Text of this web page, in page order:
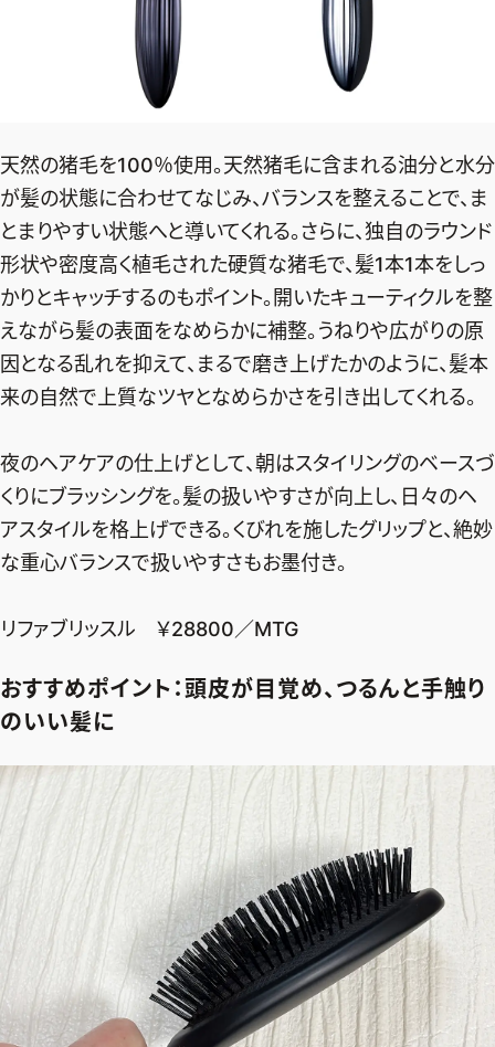
天然の猪毛を100％使用。天然猪毛に含まれる油分と水分
が髪の状態に合わせてなじみ、バランスを整えることで、ま
とまりやすい状態へと導いてくれる。さらに、独自のラウンド
形状や密度高く植毛された硬質な猪毛で、髪1本1本をしっ
かりとキャッチするのもポイント。開いたキューティクルを整
えながら髪の表面をなめらかに補整。うねりや広がりの原
因となる乱れを抑えて、まるで磨き上げたかのように、髪本
来の自然で上質なツヤとなめらかさを引き出してくれる。
夜のヘアケアの仕上げとして、朝はスタイリングのベースづ
くりにブラッシングを。髪の扱いやすさが向上し、日々のヘ
アスタイルを格上げできる。くびれを施したグリップと、絶妙
な重心バランスで扱いやすさもお墨付き。
リファブリッスル ￥28800／MTG
おすすめポイント：頭皮が目覚め、つるんと手触り
のいい髪に